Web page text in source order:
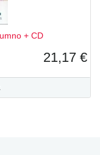
2000
Objetivo DELE
+ CD
21,17 €